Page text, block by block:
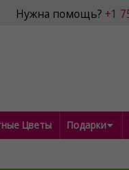
Нужна помощь? +1
Цветы Подарки